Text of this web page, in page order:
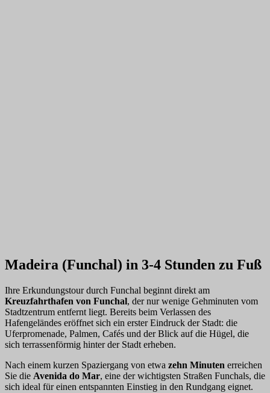
Madeira (Funchal) in 3-4 Stunden zu Fuß
Ihre Erkundungstour durch Funchal beginnt direkt am
Kreuzfahrthafen von Funchal, der nur wenige Gehminuten vom
Stadtzentrum entfernt liegt. Bereits beim Verlassen des
Hafengeländes eröffnet sich ein erster Eindruck der Stadt: die
Uferpromenade, Palmen, Cafés und der Blick auf die Hügel, die
sich terrassenförmig hinter der Stadt erheben.
Nach einem kurzen Spaziergang von etwa zehn Minuten erreichen
Sie die Avenida do Mar, eine der wichtigsten Straßen Funchals, die
sich ideal für einen entspannten Einstieg in den Rundgang eignet.